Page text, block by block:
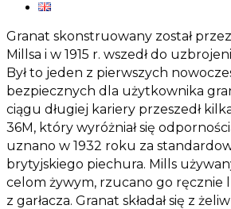
Granat skonstruowany został
Millsa i w 1915 r. wszedł do
Był to jeden z pierwszych
bezpiecznych dla użytkownika
ciągu długiej kariery przeszedł
36M, który wyróżniał się
uznano w 1932 roku za
brytyjskiego piechura. Mills
celom żywym, rzucano go ręcznie
z garłacza. Granat składał się z